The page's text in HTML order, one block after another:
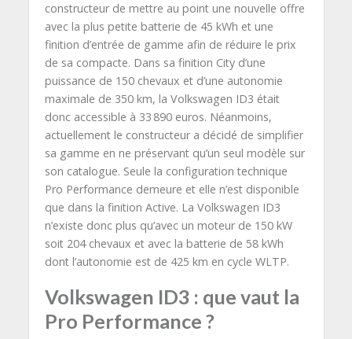
constructeur de mettre au point une nouvelle offre
avec la plus petite batterie de 45 kWh et une
finition d’entrée de gamme afin de réduire le prix
de sa compacte. Dans sa finition City d’une
puissance de 150 chevaux et d’une autonomie
maximale de 350 km, la Volkswagen ID3 était
donc accessible à 33 890 euros. Néanmoins,
actuellement le constructeur a décidé de simplifier
sa gamme en ne préservant qu’un seul modèle sur
son catalogue. Seule la configuration technique
Pro Performance demeure et elle n’est disponible
que dans la finition Active. La Volkswagen ID3
n’existe donc plus qu’avec un moteur de 150 kW
soit 204 chevaux et avec la batterie de 58 kWh
dont l’autonomie est de 425 km en cycle WLTP.
Volkswagen ID3 : que vaut la
Pro Performance ?